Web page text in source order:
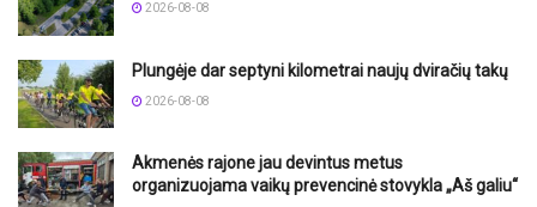
2026-08-08
Plungėje dar septyni kilometrai naujų dviračių takų
2026-08-08
Akmenės rajone jau devintus metus
organizuojama vaikų prevencinė stovykla „Aš galiu“